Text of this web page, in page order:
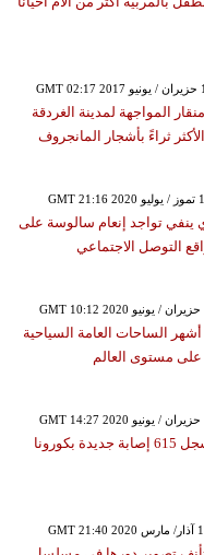
المواجهة لمدينة الغردقة
ثراءً بأشجار المانجروف
ينفي تواجد إنعام سالوسة على
التوصل الاجتماعي
الساحات العامة السياحية
على مستوى العالم
بكورونا